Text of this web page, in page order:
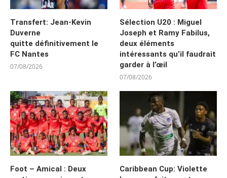
Transfert: Jean-Kevin
Duverne
quitte définitivement le
FC Nantes
07/08/2026
Sélection U20 : Miguel
Joseph et Ramy Fabilus,
deux éléments
intéressants qu’il faudrait
garder à l’œil
07/08/2026
Foot – Amical : Deux
Caribbean Cup: Violette